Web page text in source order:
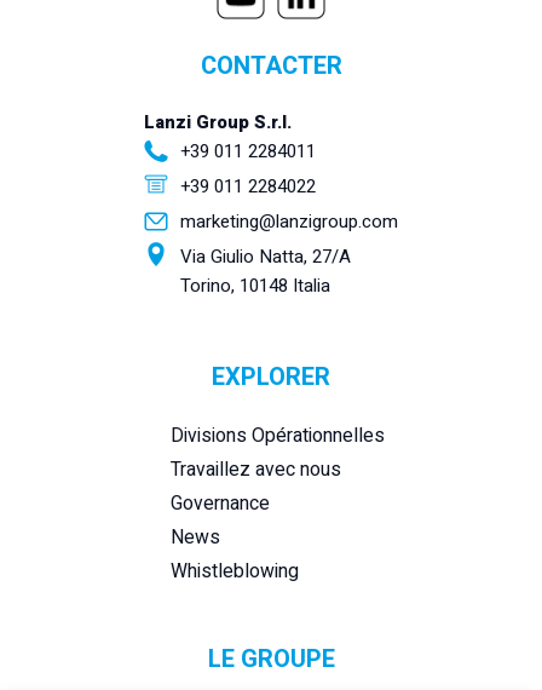
CONTACTER
Lanzi Group S.r.l.
+39 011 2284011
+39 011 2284022
marketing@lanzigroup.com
Via Giulio Natta, 27/A
Torino, 10148 Italia
EXPLORER
Divisions Opérationnelles
Travaillez avec nous
Governance
News
Whistleblowing
LE GROUPE